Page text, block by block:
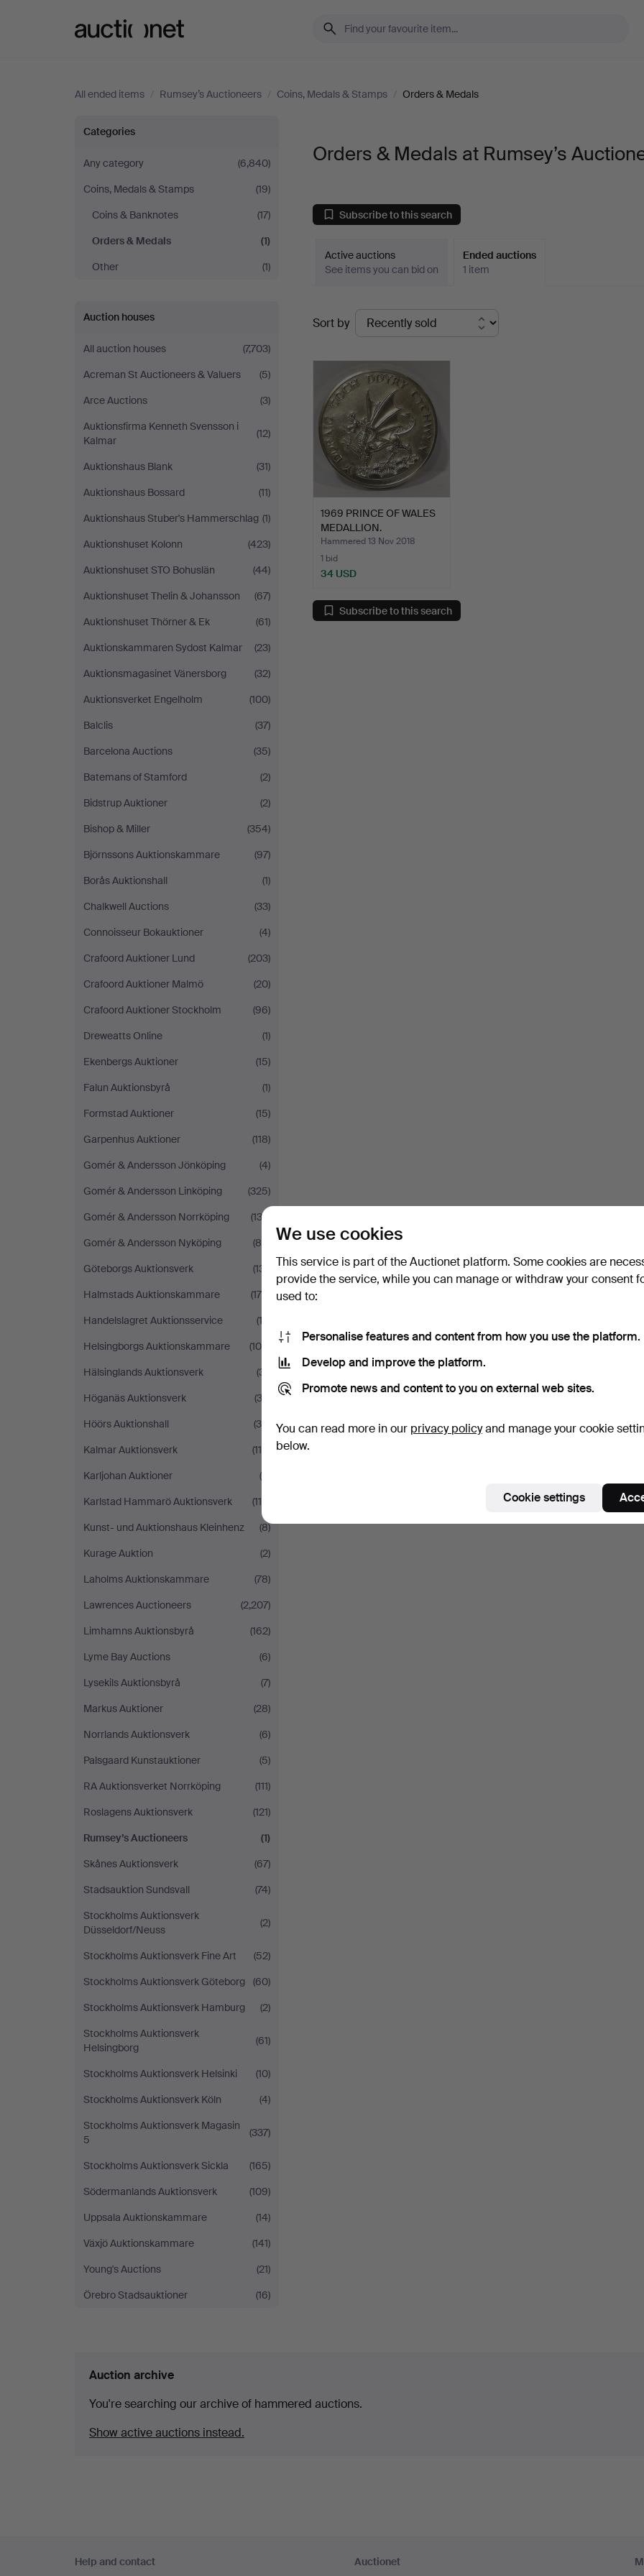
All ended items / Rumsey’s Auctioneers / Coins, Medals & Stamps / Orders & Medals
Orders
&
Medals
at
Rumsey’s
Auctioneers
Categories
Any category
(6,840)
Coins, Medals & Stamps
(19)
Coins & Banknotes
(17)
Orders & Medals
(1)
Other
(1)
Auction houses
All auction houses
(7,703)
Acreman St Auctioneers & Valuers
(5)
Arce Auctions
(3)
Auktionsfirma Kenneth Svensson i
Kalmar
(12)
Auktionshaus Blank
(31)
Auktionshaus Bossard
(11)
Auktionshaus Stuber's Hammerschlag (1)
Auktionshuset Kolonn
(423)
Auktionshuset STO Bohuslän
(44)
Auktionshuset Thelin & Johansson
(67)
Auktionshuset Thörner & Ek
(61)
Auktionskammaren Sydost Kalmar
(23)
Auktionsmagasinet Vänersborg
(32)
Auktionsverket Engelholm
(100)
Balclis
(37)
Barcelona Auctions
(35)
Batemans of Stamford
(2)
Bidstrup Auktioner
(2)
Bishop & Miller
(354)
Björnssons Auktionskammare
(97)
Borås Auktionshall
(1)
Chalkwell Auctions
(33)
Connoisseur Bokauktioner
(4)
Crafoord Auktioner Lund
(203)
Crafoord Auktioner Malmö
(20)
Crafoord Auktioner Stockholm
(96)
Dreweatts Online
(1)
Ekenbergs Auktioner
(15)
Falun Auktionsbyrå
(1)
Formstad Auktioner
(15)
Garpenhus Auktioner
(118)
Gomér & Andersson Jönköping
(4)
Gomér & Andersson Linköping
(325)
Gomér & Andersson Norrköping
(132)
Gomér & Andersson Nyköping
(85)
Göteborgs Auktionsverk
(131)
Halmstads Auktionskammare
(179)
Handelslagret Auktionsservice
(13)
Helsingborgs Auktionskammare
(105)
Hälsinglands Auktionsverk
(31)
Höganäs Auktionsverk
(32)
Höörs Auktionshall
(39)
Kalmar Auktionsverk
(114)
Karljohan Auktioner
(8)
Karlstad Hammarö Auktionsverk
(110)
Kunst- und Auktionshaus Kleinhenz
(8)
Kurage Auktion
(2)
Laholms Auktionskammare
(78)
Lawrences Auctioneers
(2,207)
Limhamns Auktionsbyrå
(162)
Lyme Bay Auctions
(6)
Lysekils Auktionsbyrå
(7)
Markus Auktioner
(28)
Norrlands Auktionsverk
(6)
Palsgaard Kunstauktioner
(5)
RA Auktionsverket Norrköping
(111)
Roslagens Auktionsverk
(121)
Rumsey’s Auctioneers
(1)
Skånes Auktionsverk
(67)
Stadsauktion Sundsvall
(74)
Stockholms Auktionsverk
Düsseldorf/Neuss
(2)
Stockholms Auktionsverk Fine Art
(52)
Stockholms Auktionsverk Göteborg
(60)
Stockholms Auktionsverk Hamburg
(2)
Stockholms Auktionsverk
Helsingborg
(61)
Stockholms Auktionsverk Helsinki
(10)
Stockholms Auktionsverk Köln
(4)
Stockholms Auktionsverk Magasin
5
(337)
Stockholms Auktionsverk Sickla
(165)
Södermanlands Auktionsverk
(109)
Uppsala Auktionskammare
(14)
Växjö Auktionskammare
(141)
Young's Auctions
(21)
Örebro Stadsauktioner
(16)
Orders & Medals at Rumsey’s
Subscribe to this search
Active auctions
See items you can bid on
Ended auctions
1 item
Ended
auctions
Sort by
1969 PRINCE OF WALES
MEDALLION.
Hammered 13 Nov 2018
1 bid
34 USD
Subscribe to this search
Auction archive
You're searching our archive of hammered auctions.
Show active auctions instead.
navigation
Help and contact
Auctionet
We use cookies
This service is part of the Auctionet platform. Some cookies are
provide the service, while you can manage or withdraw your consent
used to:
Personalise features and content from how you use the platform.
Develop and improve the platform.
Promote news and content to you on external web sites.
You can read more in our privacy policyand manage your cookie
below.
Cookie settings